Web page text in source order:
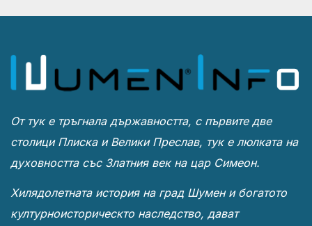
От тук е тръгнала държавността, с първите две
столици Плиска и Велики Преслав, тук е люлката на
духовността със Златния век на цар Симеон.
Хилядолетната история на град Шумен и богатото
културноисторическто наследство, дават